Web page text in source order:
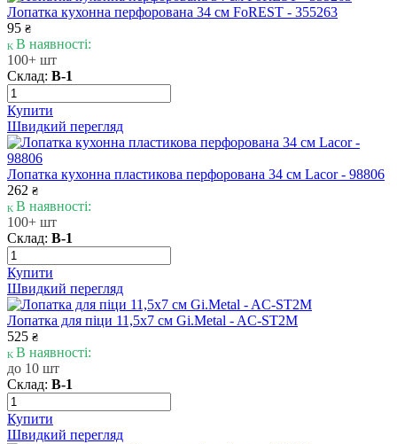
Лопатка кухонна перфорована 34 см FoREST - 355263
95 ₴
В наявності:
100+ шт
Склад: В-1
Купити
Швидкий перегляд
Лопатка кухонна пластикова перфорована 34 см Lacor - 98806
262 ₴
В наявності:
100+ шт
Склад: В-1
Купити
Швидкий перегляд
Лопатка для піци 11,5х7 см Gi.Metal - AC-ST2M
525 ₴
В наявності:
до 10 шт
Склад: В-1
Купити
Швидкий перегляд